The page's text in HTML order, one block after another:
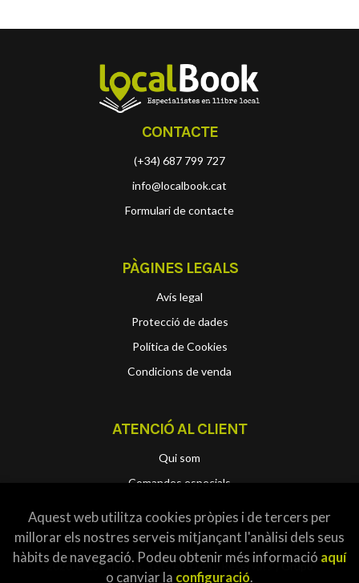
CONTACTE
(+34) 687 799 727
info@localbook.cat
Formulari de contacte
PÀGINES LEGALS
Avís legal
Protecció de dades
Política de Cookies
Condicions de venda
ATENCIÓ AL CLIENT
Qui som
Comandes especials
2026 © Localbook . Tots els Drets Reservats | Grupo
Aquest web utilitza cookies pròpies i de tercers per
millorar els nostres serveis mitjançant l'anàlisi dels seus
hàbits de navegació. Podeu obtenir més informació aquí
o canviar la configuració.